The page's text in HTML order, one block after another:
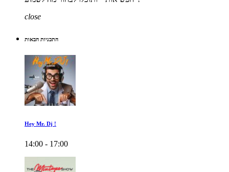
close
התכניות הבאות
Hey Mr. Dj !
14:00 - 17:00